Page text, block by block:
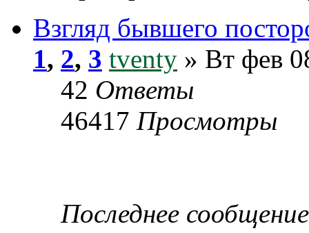
Взгляд бывшего
1, 2, 3 tventy » Вт фев
42 Ответы
46417 Просмотры
Последнее